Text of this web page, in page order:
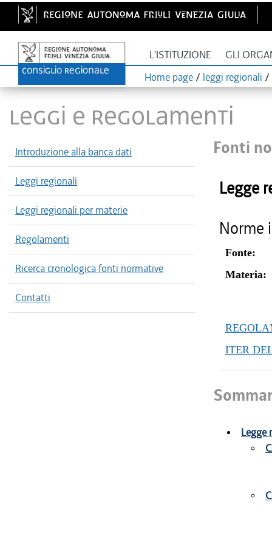
L'ISTITUZIONE GLI
Home page / leggi regionali /
LEGGI E REGOLAMENTI
Introduzione alla banca dati
Leggi regionali
Leggi regionali per materie
Regolamenti
Ricerca cronologica fonti normative
Contatti
Fonti
Legge
Norme
Fonte:
Materia:
ITER
Legge